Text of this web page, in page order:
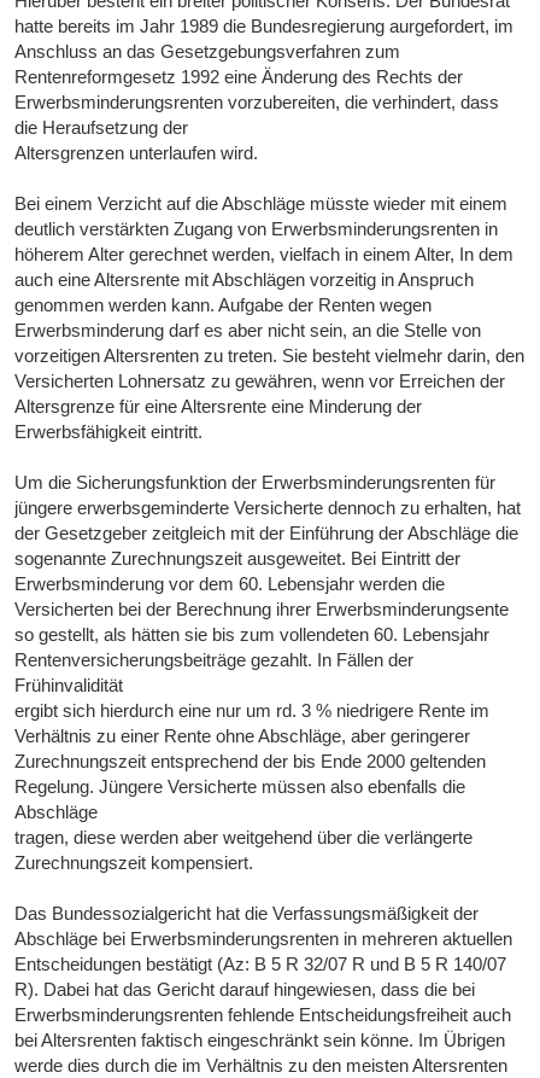
hatte bereits im Jahr 1989 die Bundesregierung aurgefordert, im
Anschluss an das Gesetzgebungsverfahren zum
Rentenreformgesetz 1992 eine Änderung des Rechts der
Erwerbsminderungsrenten vorzubereiten, die verhindert, dass
die Heraufsetzung der
Altersgrenzen unterlaufen wird.
Bei einem Verzicht auf die Abschläge müsste wieder mit einem
deutlich verstärkten Zugang von Erwerbsminderungsrenten in
höherem Alter gerechnet werden, vielfach in einem Alter, In dem
auch eine Altersrente mit Abschlägen vorzeitig in Anspruch
genommen werden kann. Aufgabe der Renten wegen
Erwerbsminderung darf es aber nicht sein, an die Stelle von
vorzeitigen Altersrenten zu treten. Sie besteht vielmehr darin, den
Versicherten Lohnersatz zu gewähren, wenn vor Erreichen der
Altersgrenze für eine Altersrente eine Minderung der
Erwerbsfähigkeit eintritt.
Um die Sicherungsfunktion der Erwerbsminderungsrenten für
jüngere erwerbsgeminderte Versicherte dennoch zu erhalten, hat
der Gesetzgeber zeitgleich mit der Einführung der Abschläge die
sogenannte Zurechnungszeit ausgeweitet. Bei Eintritt der
Erwerbsminderung vor dem 60. Lebensjahr werden die
Versicherten bei der Berechnung ihrer Erwerbsminderungsente
so gestellt, als hätten sie bis zum vollendeten 60. Lebensjahr
Rentenversicherungsbeiträge gezahlt. In Fällen der
Frühinvalidität
ergibt sich hierdurch eine nur um rd. 3 % niedrigere Rente im
Verhältnis zu einer Rente ohne Abschläge, aber geringerer
Zurechnungszeit entsprechend der bis Ende 2000 geltenden
Regelung. Jüngere Versicherte müssen also ebenfalls die
Abschläge
tragen, diese werden aber weitgehend über die verlängerte
Zurechnungszeit kompensiert.
Das Bundessozialgericht hat die Verfassungsmäßigkeit der
Abschläge bei Erwerbsminderungsrenten in mehreren aktuellen
Entscheidungen bestätigt (Az: B 5 R 32/07 R und B 5 R 140/07
R). Dabei hat das Gericht darauf hingewiesen, dass die bei
Erwerbsminderungsrenten fehlende Entscheidungsfreiheit auch
bei Altersrenten faktisch eingeschränkt sein könne. Im Übrigen
werde dies durch die im Verhältnis zu den meisten Altersrenten